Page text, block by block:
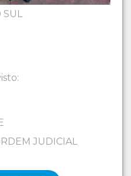
SUL
JUDICIAL